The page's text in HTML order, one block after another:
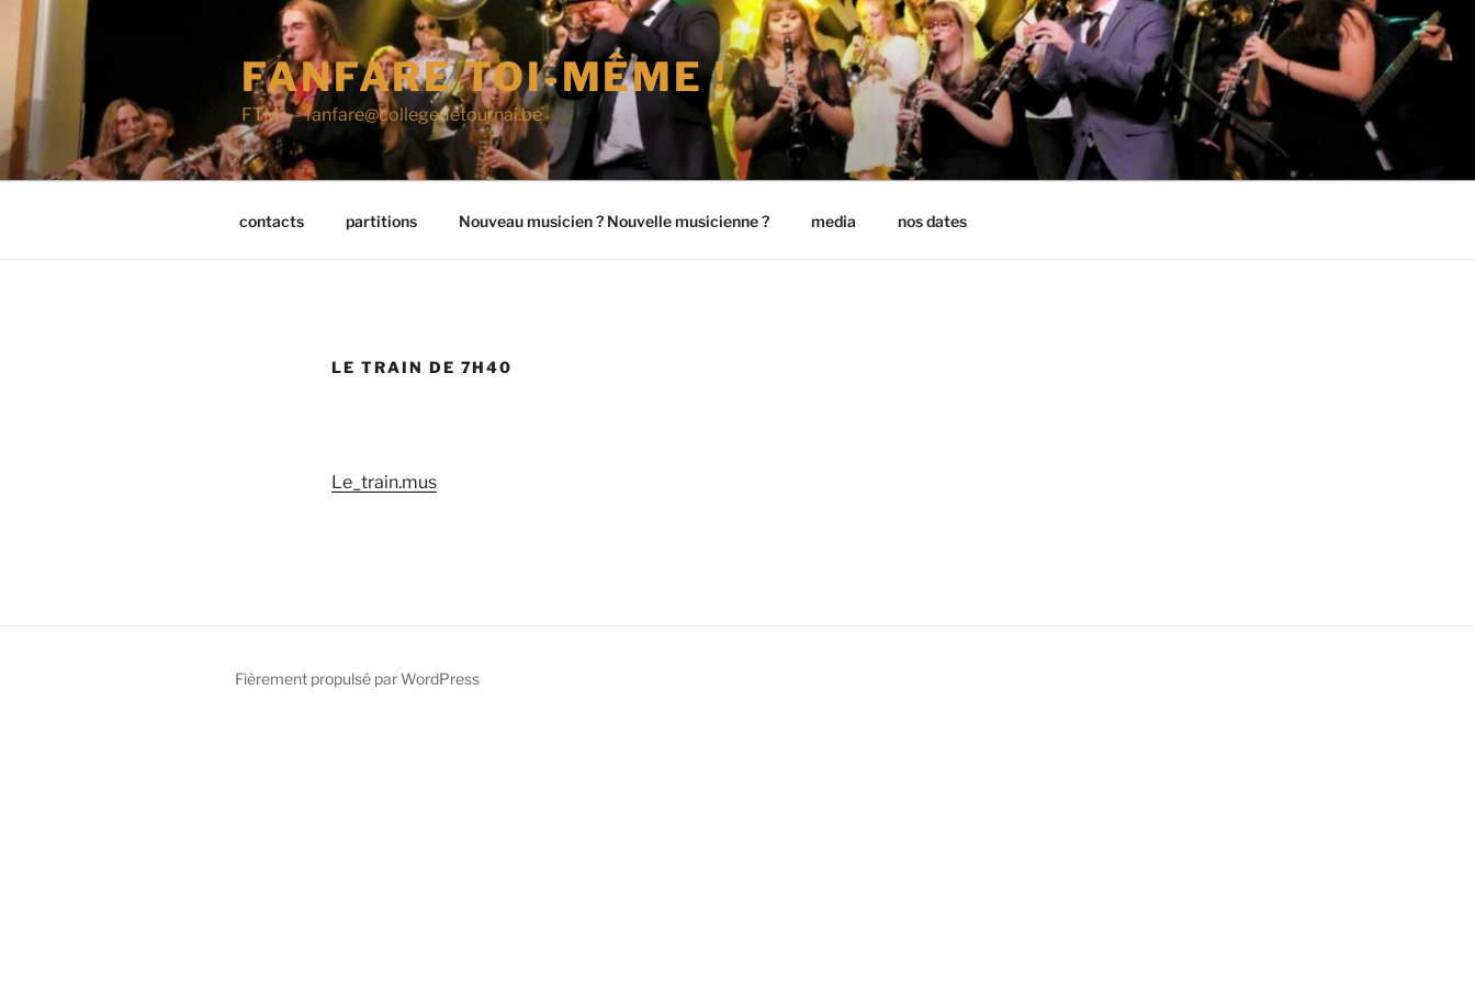
Aller
contenu
principal
FANFARE TOI-MÊME !
FTM^ – fanfare@collegedetournai.be
contacts partitions Nouveau musicien ? Nouvelle musicienne ? media nos dates
LE TRAIN DE 7H40
Le_train.mus
Fièrement propulsé par WordPress